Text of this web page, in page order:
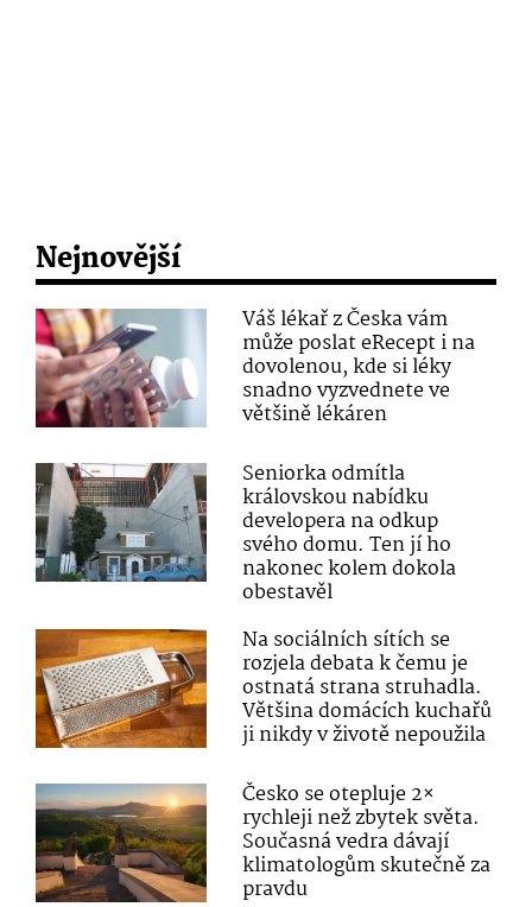
Nejnovější
Váš lékař z Česka vám
může poslat eRecept i na
dovolenou, kde si léky
snadno vyzvednete ve
většině lékáren
Seniorka odmítla
královskou nabídku
developera na odkup
svého domu. Ten jí ho
nakonec kolem dokola
obestavěl
Na sociálních sítích se
rozjela debata k čemu je
ostnatá strana struhadla.
Většina domácích kuchařů
ji nikdy v životě nepoužila
Česko se otepluje 2×
rychleji než zbytek světa.
Současná vedra dávají
klimatologům skutečně za
pravdu